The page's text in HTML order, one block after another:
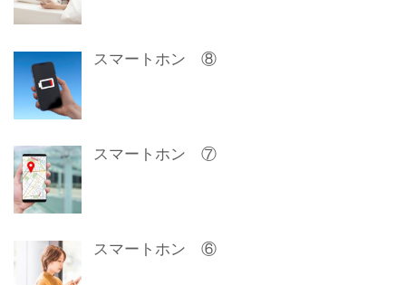
スマートホン ⑧
スマートホン ⑦
スマートホン ⑥